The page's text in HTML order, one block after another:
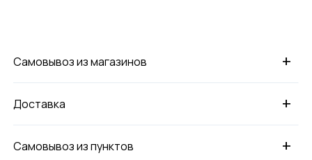
+
Самовывоз из магазинов
+
Доставка
+
Самовывоз из пунктов